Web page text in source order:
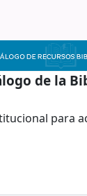
de la
para